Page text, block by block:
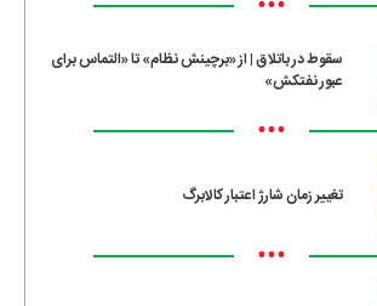
سقوط در باتلاق | از «برچینش نظام» تا «التماس برای
عبور نفتکش»
•••
تغییر زمان شارژ اعتبار کالابرگ
•••